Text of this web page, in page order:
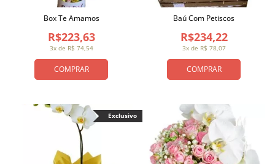
COMPRAR
3x de R$ 74,54
R$223,63
Box Te Amamos
COMPRAR
3x de R$ 78,07
R$234,22
Baú Com Petiscos
Exclusivo